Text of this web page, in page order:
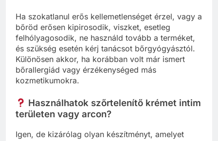
Ha szokatlanul erős kellemetlenséget érzel, vagy a
bőröd erősen kipirosodik, viszket, esetleg
felhólyagosodik, ne használd tovább a terméket,
és szükség esetén kérj tanácsot bőrgyógyásztól.
Különösen akkor, ha korábban volt már ismert
bőrallergiád vagy érzékenységed más
kozmetikumokra.
Használhatok szőrtelenítő krémet intim
területen vagy arcon?
Igen, de kizárólag olyan készítményt, amelyet